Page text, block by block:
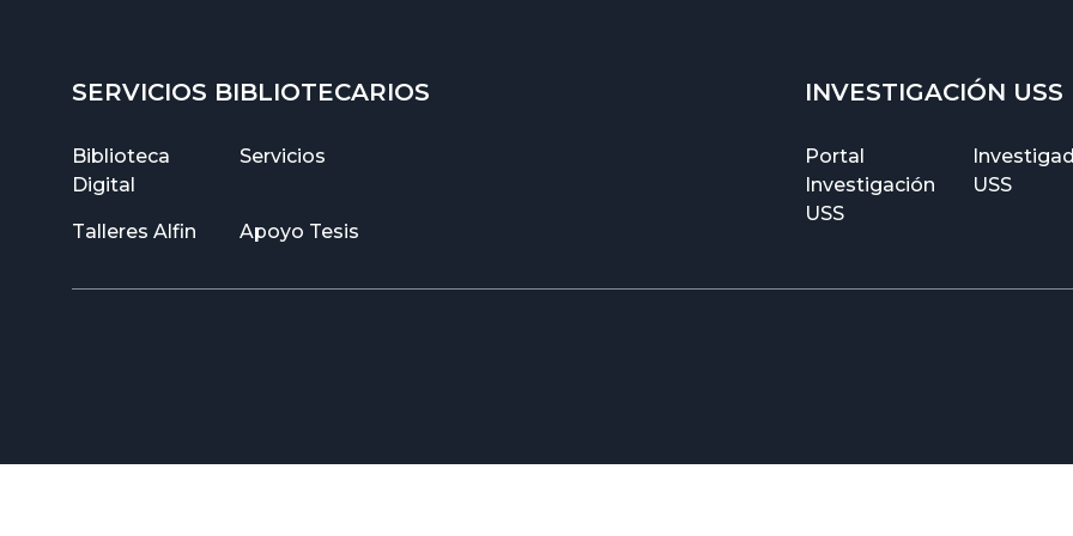
SERVICIOS BIBLIOTECARIOS
Biblioteca
Digital
Servicios
Talleres Alfin Apoyo Tesis
INVESTIGACIÓN USS
Portal
Investigación
USS
USS